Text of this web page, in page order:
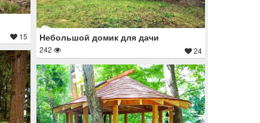
15 Небольшой домик для дачи
242 24